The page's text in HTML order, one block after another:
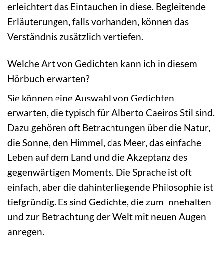
erleichtert das Eintauchen in diese. Begleitende
Erläuterungen, falls vorhanden, können das
Verständnis zusätzlich vertiefen.
Welche Art von Gedichten kann ich in diesem
Hörbuch erwarten?
Sie können eine Auswahl von Gedichten
erwarten, die typisch für Alberto Caeiros Stil sind.
Dazu gehören oft Betrachtungen über die Natur,
die Sonne, den Himmel, das Meer, das einfache
Leben auf dem Land und die Akzeptanz des
gegenwärtigen Moments. Die Sprache ist oft
einfach, aber die dahinterliegende Philosophie ist
tiefgründig. Es sind Gedichte, die zum Innehalten
und zur Betrachtung der Welt mit neuen Augen
anregen.